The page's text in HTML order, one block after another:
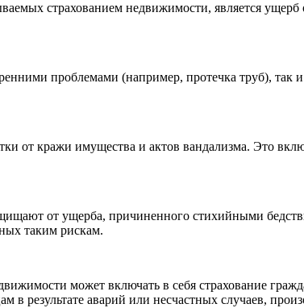
страхованием недвижимости, является
проблемами (например, протечка труб),
от кражи имущества и актов вандализма. Это
от ущерба, причиненного стихийными
таким рискам.
может включать в себя страхование
результате аварий или несчастных случаев,